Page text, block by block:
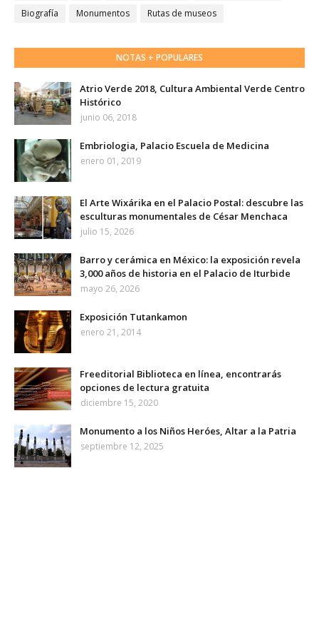
Biografía
Monumentos Rutas de museos
NOTAS + POPULARES
Atrio Verde 2018, Cultura Ambiental Verde Centro
Histórico
junio 06, 2018
Embriologia, Palacio Escuela de Medicina
enero 01, 2019
El Arte Wixárika en el Palacio Postal: descubre las
esculturas monumentales de César Menchaca
julio 15, 2026
Barro y cerámica en México: la exposición revela
3,000 años de historia en el Palacio de Iturbide
mayo 26, 2026
Exposición Tutankamon
enero 21, 2014
Freeditorial Biblioteca en línea, encontrarás
opciones de lectura gratuita
diciembre 15, 2020
Monumento a los Niños Heróes, Altar a la Patria
septiembre 12, 2025